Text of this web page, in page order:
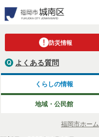
防災情報
よくある質問
くらしの情報
地域・公民館
福岡市ホーム